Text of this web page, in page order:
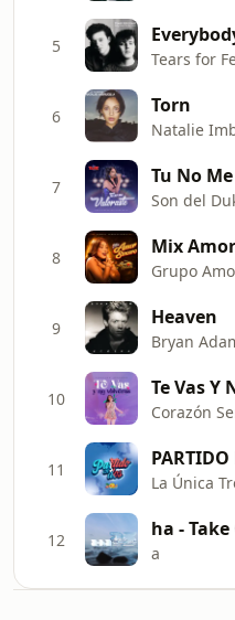
5
Tears for
6 Torn
Natalie
7 Tu No
Son del
8 Mix
Grupo
9 Heaven
Bryan
10
Corazón
11 PARTIDO
La Única
12 ha -
a